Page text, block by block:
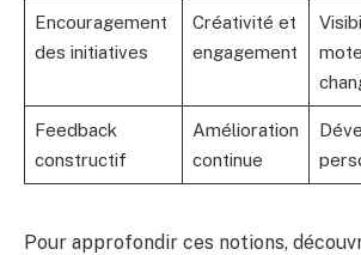
Encouragement
des initiatives
Créativité et
engagement
Feedback
constructif
Amélioration
continue
Pour approfondir ces notions,